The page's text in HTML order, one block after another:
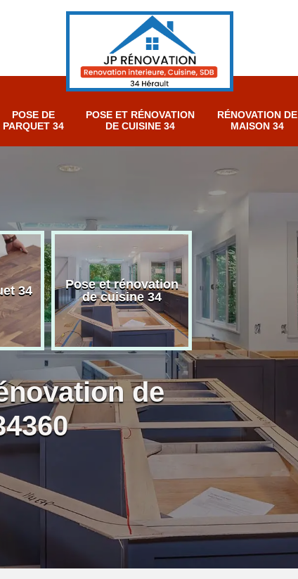
POSE DE
PARQUET 34
POSE ET RÉNOVATION
DE CUISINE 34
RÉNOVATION DE
MAISON 34
Pose et rénovation
de cuisine 34
Rénovation salle de
bain 34
de